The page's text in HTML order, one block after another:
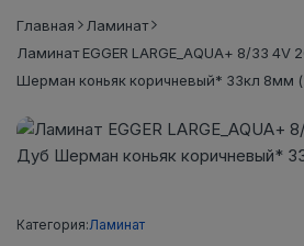
Главная
Ламинат
Ламинат EGGER LARGE_AQUA+ 8/33 4V
Шерман коньяк коричневый* 33кл 8мм
Категория:Ламинат